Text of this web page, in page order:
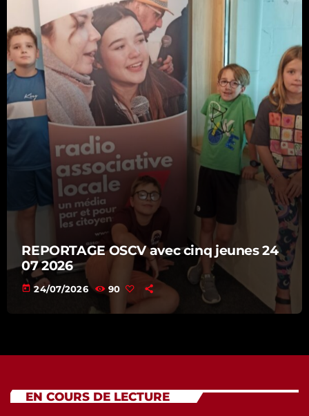
REPORTAGE OSCV avec cinq jeunes 24
07 2026
today 24/07/2026 90
EN COURS DE LECTURE